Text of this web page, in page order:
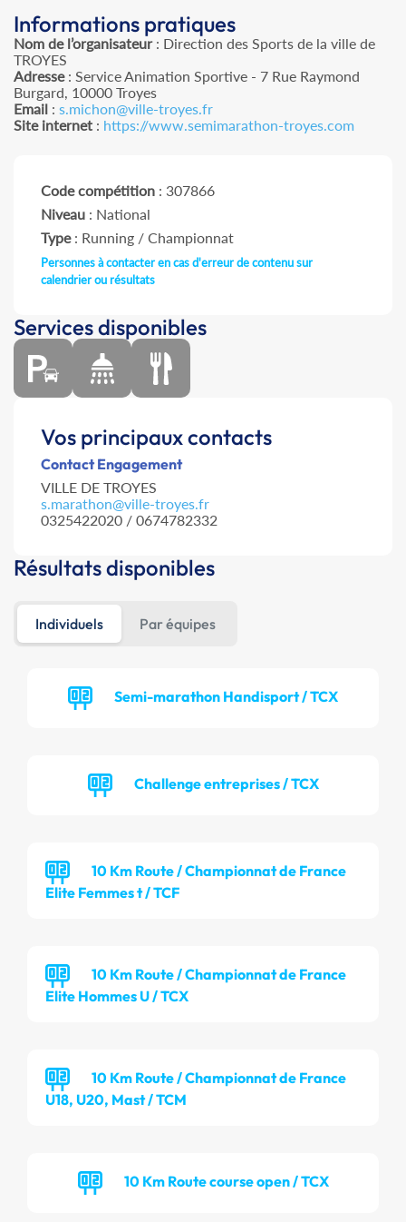
Informations pratiques
Nom de l’organisateur: Direction des Sports de la ville de
TROYES
Adresse: Service Animation Sportive - 7 Rue Raymond
Burgard, 10000 Troyes
Email : s.michon@ville-troyes.fr
Site internet : https://www.semimarathon-troyes.com
Code compétition : 307866
Niveau : National
Type: Running / Championnat
Personnes à contacter en cas d'erreur de contenu sur
calendrier ou résultats
Services disponibles
Vos principaux contacts
Contact Engagement
VILLE DE TROYES
s.marathon@ville-troyes.fr
0325422020 / 0674782332
Résultats disponibles
Individuels Par équipes
Semi-marathon Handisport / TCX
Challenge entreprises / TCX
10 Km Route / Championnat de France
Elite Femmes t / TCF
10 Km Route / Championnat de France
Elite Hommes U / TCX
10 Km Route / Championnat de France
U18, U20, Mast / TCM
10 Km Route course open / TCX